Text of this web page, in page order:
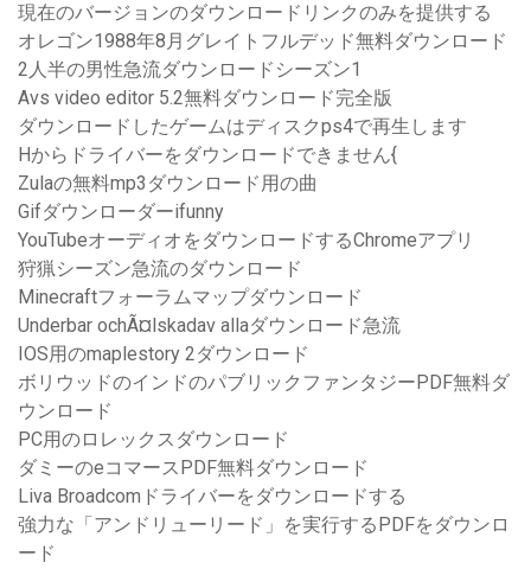
現在のバージョンのダウンロードリンクのみを提供する
オレゴン1988年8月グレイトフルデッド無料ダウンロード
2人半の男性急流ダウンロードシーズン1
Avs video editor 5.2無料ダウンロード完全版
ダウンロードしたゲームはディスクps4で再生します
Hからドライバーをダウンロードできません{
Zulaの無料mp3ダウンロード用の曲
Gifダウンローダーifunny
YouTubeオーディオをダウンロードするChromeアプリ
狩猟シーズン急流のダウンロード
Minecraftフォーラムマップダウンロード
Underbar ochÃ¤lskadav allaダウンロード急流
IOS用のmaplestory 2ダウンロード
ボリウッドのインドのパブリックファンタジーPDF無料ダ
ウンロード
PC用のロレックスダウンロード
ダミーのeコマースPDF無料ダウンロード
Liva Broadcomドライバーをダウンロードする
強力な「アンドリューリード」を実行するPDFをダウンロ
ード